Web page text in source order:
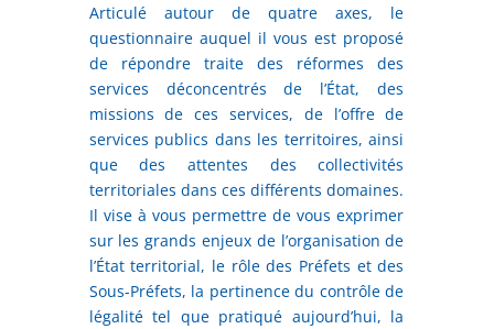
Articulé autour de quatre axes, le
questionnaire auquel il vous est proposé
de répondre traite des réformes des
services déconcentrés de l’État, des
missions de ces services, de l’offre de
services publics dans les territoires, ainsi
que des attentes des collectivités
territoriales dans ces différents domaines.
Il vise à vous permettre de vous exprimer
sur les grands enjeux de l’organisation de
l’État territorial, le rôle des Préfets et des
Sous-Préfets, la pertinence du contrôle de
légalité tel que pratiqué aujourd’hui, la